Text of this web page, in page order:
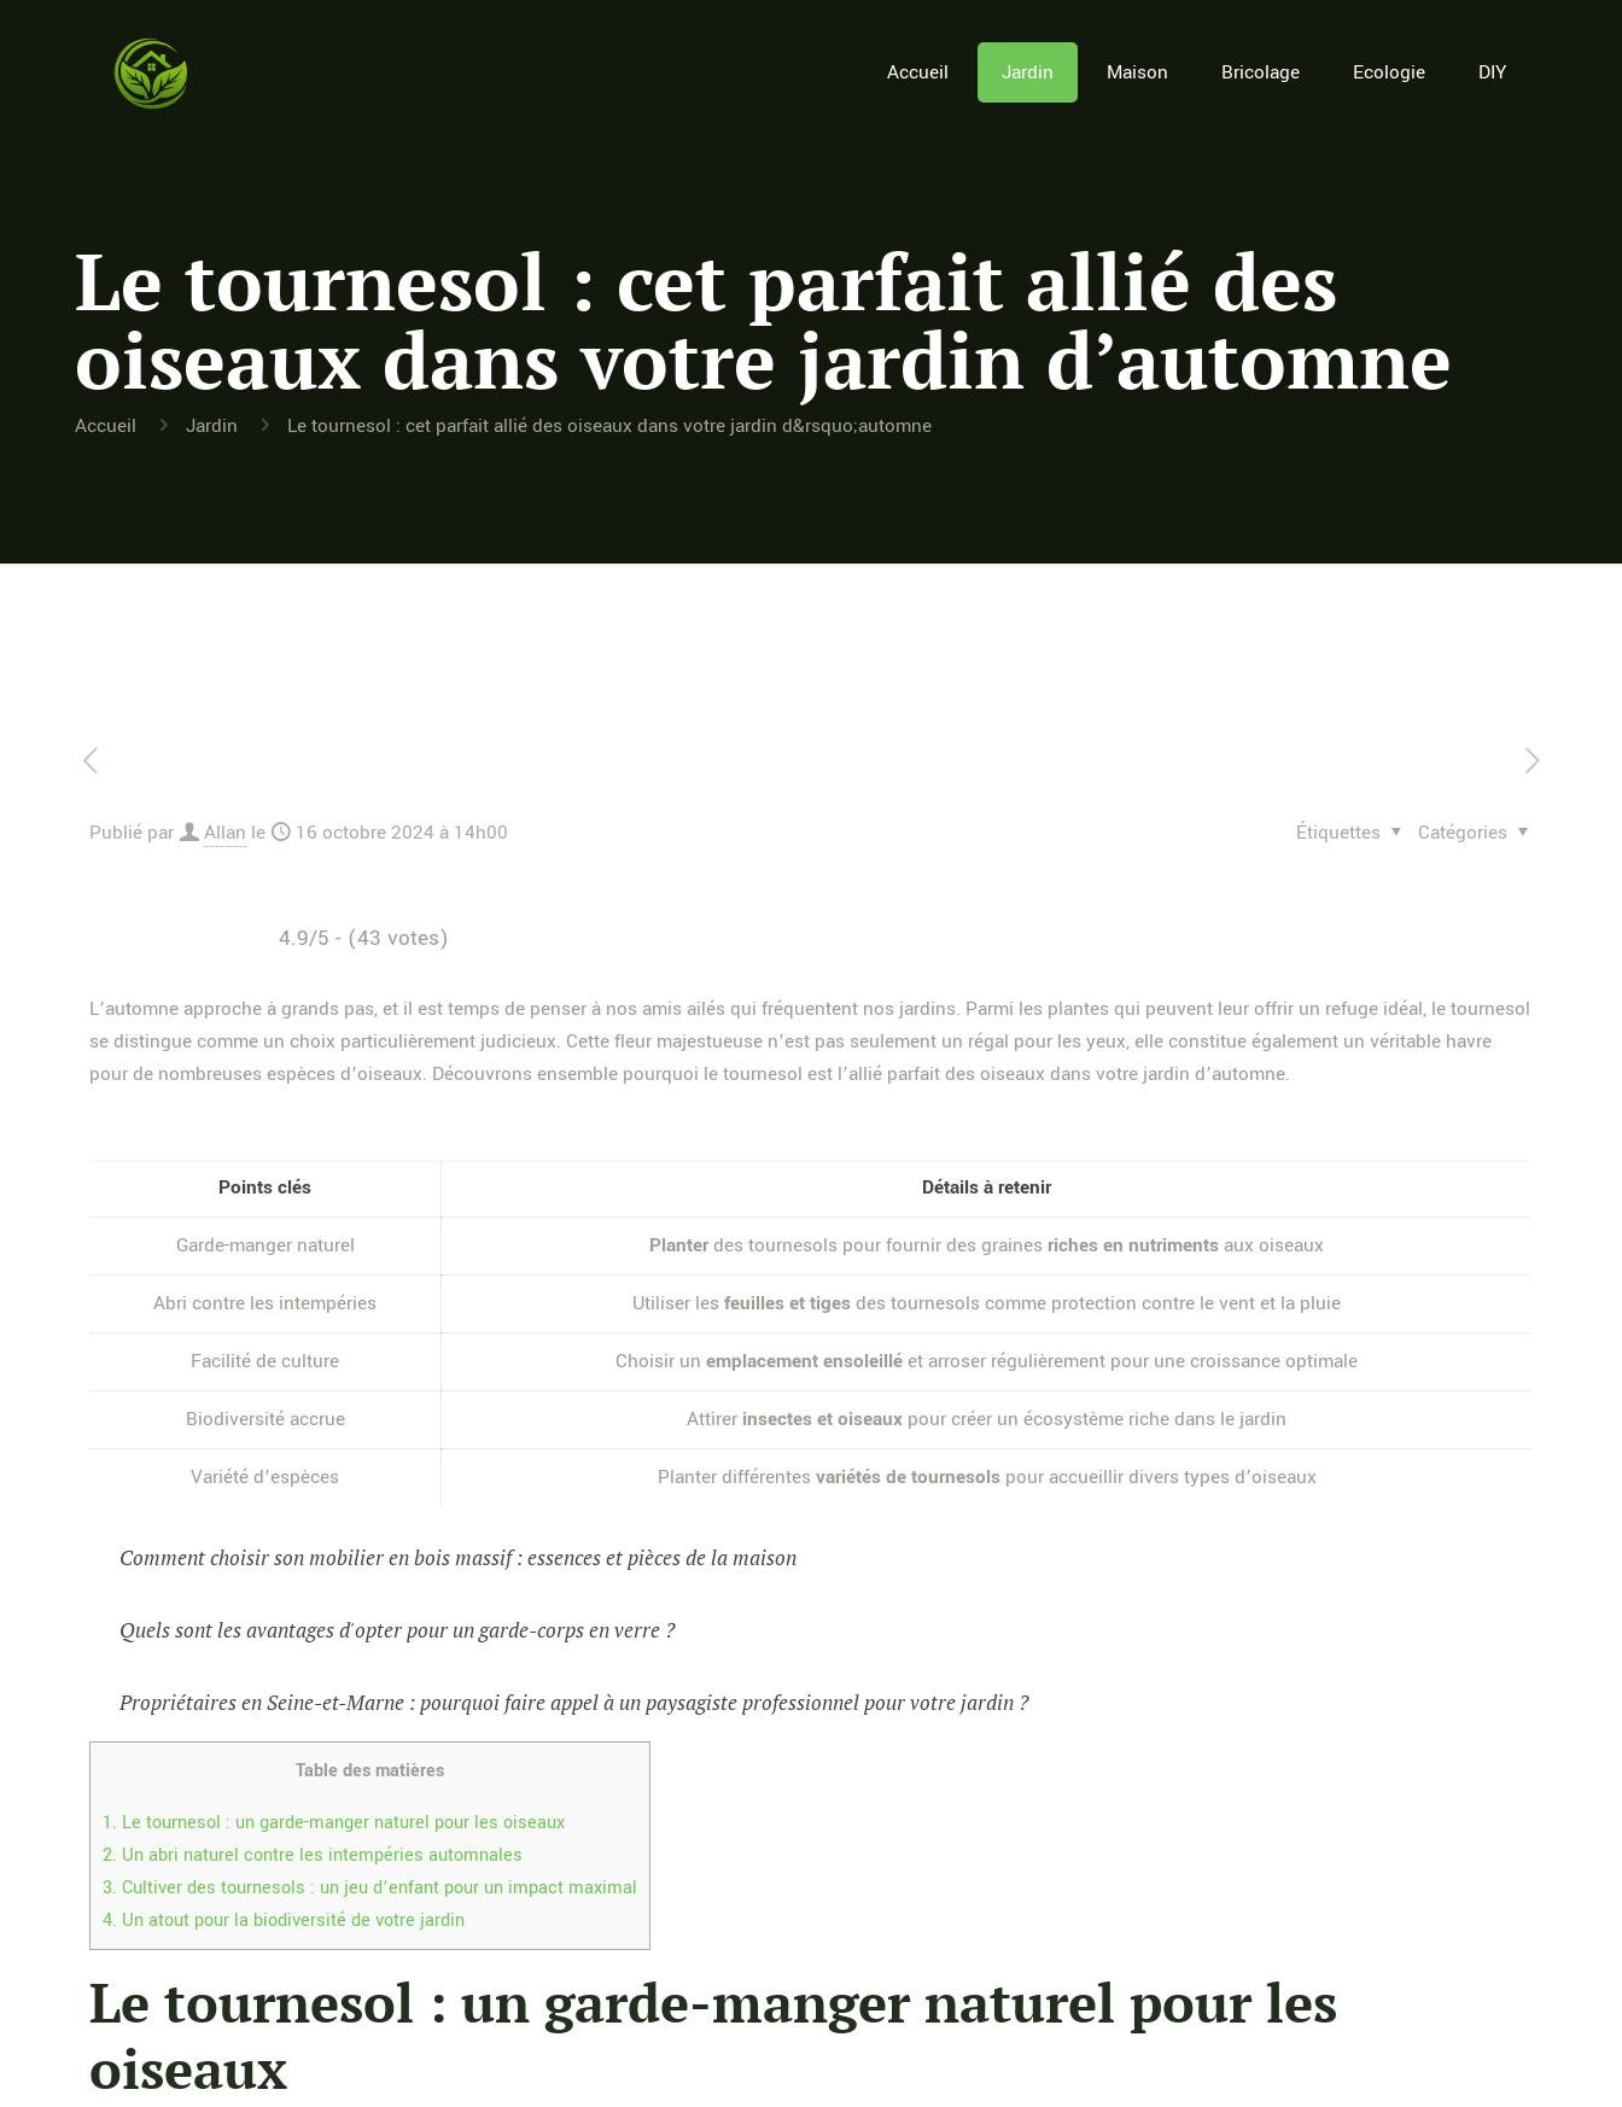
Accueil Jardin Maison Bricolage Ecologie DIY
Le tournesol : cet parfait allié des
oiseaux dans votre jardin d’automne
Accueil Jardin Le tournesol : cet parfait allié des oiseaux dans votre jardin d&rsquo;automne
Publié par Allan le 16 octobre 2024 à 14h00 Catégories
Étiquettes
4.9/5 - (43 votes)
L’automne approche à grands pas, et il est temps de penser à nos amis ailés qui fréquentent nos jardins. Parmi les plantes qui peuvent leur offrir un refuge idéal, le tournesol
se distingue comme un choix particulièrement judicieux. Cette fleur majestueuse n’est pas seulement un régal pour les yeux, elle constitue également un véritable havre
pour de nombreuses espèces d’oiseaux. Découvrons ensemble pourquoi le tournesol est l’allié parfait des oiseaux dans votre jardin d’automne.
Points clés Détails à retenir
Garde-manger naturel Planterdes tournesols pour fournir des graines riches en nutriments aux oiseaux
Abri contre les intempéries Utiliser lesfeuilles et tigesdes tournesols comme protection contre le vent et la pluie
Facilité de culture Choisir unemplacement ensoleilléet arroser régulièrement pour une croissance optimale
Biodiversité accrue Attirer insectes et oiseaux pour créer un écosystème riche dans le jardin
Variété d’espèces Planter différentes variétés de tournesolspour accueillir divers types d’oiseaux
Comment choisir son mobilier en bois massif : essences et pièces de la maison
Quels sont les avantages d'opter pour un garde-corps en verre ?
Propriétaires en Seine-et-Marne : pourquoi faire appel à un paysagiste professionnel pour votre jardin ?
Table des matières
1. Le tournesol : un garde-manger naturel pour les oiseaux
2. Un abri naturel contre les intempéries automnales
3. Cultiver des tournesols : un jeu d’enfant pour un impact maximal
4. Un atout pour la biodiversité de votre jardin
Le tournesol : un garde-manger naturel pour les
oiseaux